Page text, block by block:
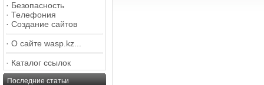
· Безопасность
· Телефония
· Создание сайтов
· О сайте wasp.kz...
· Каталог ссылок
Последние статьи